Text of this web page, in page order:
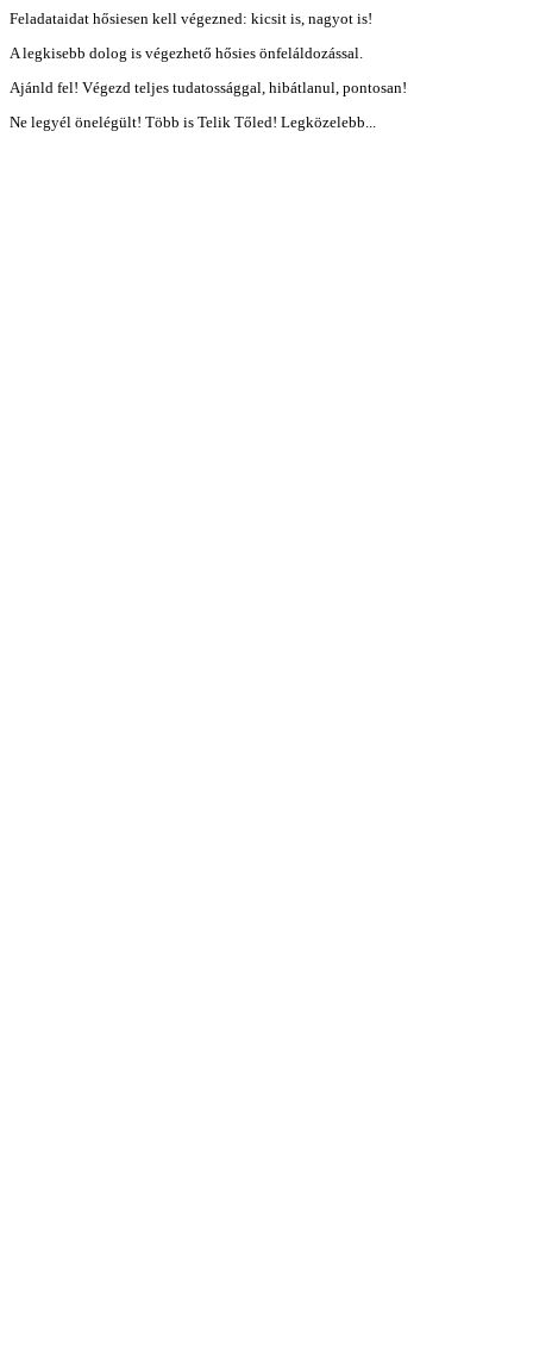
Feladataidat hősiesen kell végezned: kicsit is, nagyot is!
A legkisebb dolog is végezhető hősies önfeláldozással.
Ajánld fel! Végezd teljes tudatossággal, hibátlanul, pontosan!
Ne legyél önelégült! Több is Telik Tőled! Legközelebb...